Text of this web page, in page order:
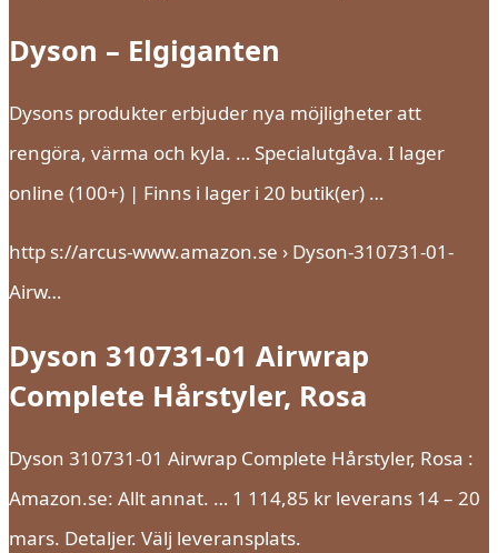
Dyson – Elgiganten
Dysons produkter erbjuder nya möjligheter att
rengöra, värma och kyla. … Specialutgåva. I lager
online (100+) | Finns i lager i 20 butik(er) …
http s://arcus-www.amazon.se › Dyson-310731-01-
Airw…
Dyson 310731-01 Airwrap
Complete Hårstyler, Rosa
Dyson 310731-01 Airwrap Complete Hårstyler, Rosa :
Amazon.se: Allt annat. … 1 114,85 kr leverans 14 – 20
mars. Detaljer. Välj leveransplats.